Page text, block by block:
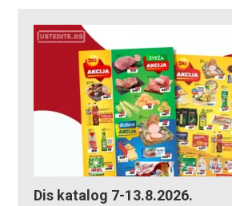
Dis katalog 7-13.8.2026.